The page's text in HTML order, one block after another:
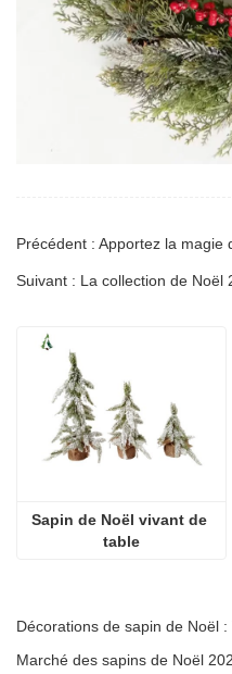
Suivant : La collection de Noël
Sapin de Noël vivant de
table